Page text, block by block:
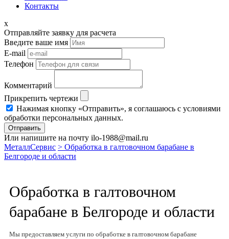
Контакты
x
Отправляйте заявку для расчета
Введите ваше имя
E-mail
Телефон
Комментарий
Прикрепить чертежи
Нажимая кнопку «Отправить», я соглашаюсь с условиями
обработки персональных данных.
Отправить
Или напишите на почту ilo-1988@mail.ru
МеталлСервис > Обработка в галтовочном барабане в
Белгороде и области
Обработка в галтовочном
барабане в Белгороде и области
Мы предоставляем услуги по обработке в галтовочном барабане